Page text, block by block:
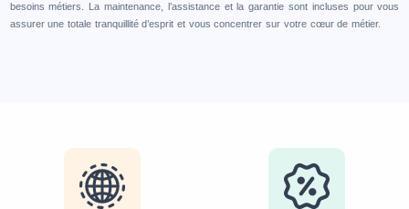
besoins métiers. La maintenance, l’assistance et la garantie sont incluses pour vous
assurer une totale tranquillité d’esprit et vous concentrer sur votre cœur de métier.